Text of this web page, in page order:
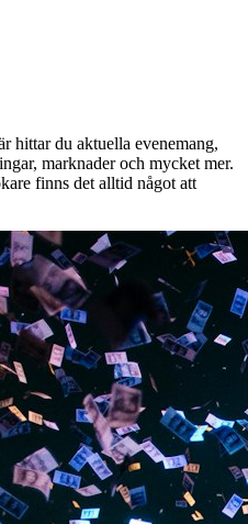
hittar du aktuella evenemang,
marknader och mycket mer.
finns det alltid något att